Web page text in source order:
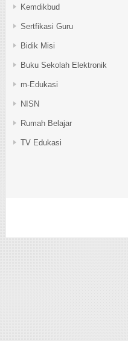
Kemdikbud
Sertfikasi Guru
Bidik Misi
Buku Sekolah Elektronik
m-Edukasi
NISN
Rumah Belajar
TV Edukasi